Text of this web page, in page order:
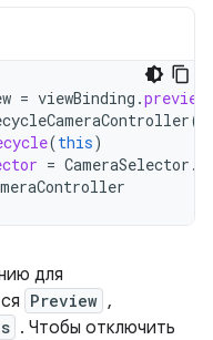
= viewBinding .
(
(this)
= CameraSelector .
для
Preview ,
. Чтобы отключить